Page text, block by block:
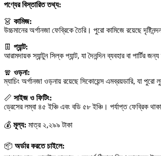
পণ্যের বিস্তারিত তথ্য:
👗 কামিজ:
উচ্চমানের অর্গানজা ফেব্রিকে তৈরি। পুরো কামিজে রয়েছে
👖 প্যান্ট:
আরামদায়ক স্যান্টুন সিল্ক প্যান্ট, যা দৈনন্দিন ব্যবহার বা পার্টির
🧣 ওড়না:
ম্যাচিং অর্গানজা ওড়নায় রয়েছে সিকোয়েন্স এমব্রয়ডারি, যা
📏 সাইজ ও ফিটিং:
ড্রেসের লম্বা ৪৫ ইঞ্চি এবং বডি ৫৮ ইঞ্চি। পর্যাপ্ত ফেব্রিক
💰 মূল্য: মাত্র ২,২৯৯ টাকা
📦 অর্ডার করতে চাইলে: